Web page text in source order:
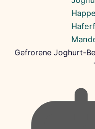
Gefrorene Joghurt-